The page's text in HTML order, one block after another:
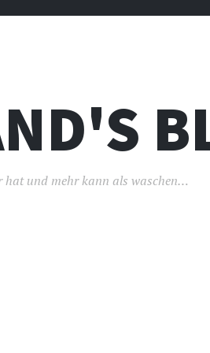
hat und mehr kann als waschen…